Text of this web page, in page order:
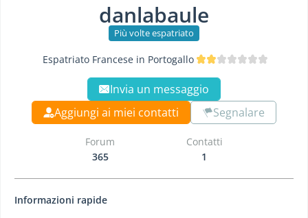
danlabaule
Più volte espatriato
Espatriato Francese in Portogallo
Invia un messaggio
Aggiungi ai miei contatti
Segnalare
Forum
365
Contatti
1
Informazioni rapide